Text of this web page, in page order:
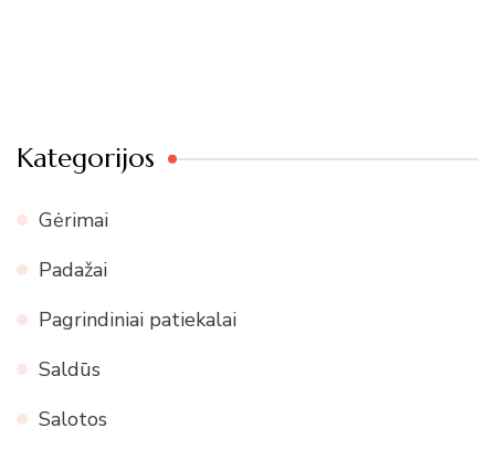
Kategorijos
Gėrimai
Padažai
Pagrindiniai patiekalai
Saldūs
Salotos